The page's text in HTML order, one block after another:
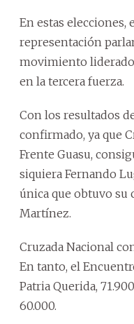
En estas elecciones,
representación
movimiento
en la tercera fuerza.
Con los resultados
confirmado, ya que
Frente Guasu,
siquiera Fernando
única que obtuvo su
Martínez.
Cruzada Nacional
En tanto, el
Patria Querida,
60.000.